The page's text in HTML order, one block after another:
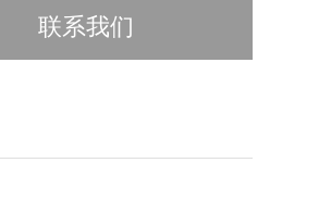
联系我们